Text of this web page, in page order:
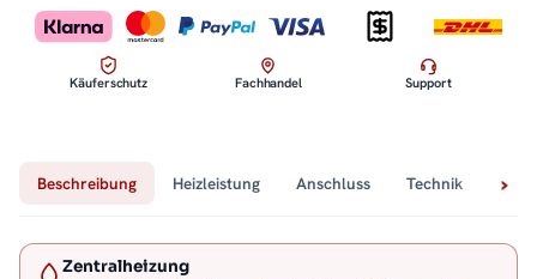
Käuferschutz Fachhandel Support
Beschreibung Heizleistung Anschluss Technik
Zentralheizung